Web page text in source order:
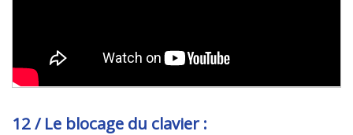
12 / Le blocage du clavier :